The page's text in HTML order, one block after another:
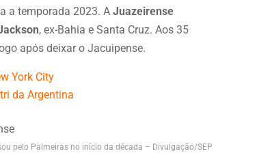
a temporada 2023. AJuazeirense
, ex-Bahia e Santa Cruz. Aos 35
após deixar o Jacuipense.
York City
da Argentina
pelo Palmeiras no início da década – Divulgação/SEP